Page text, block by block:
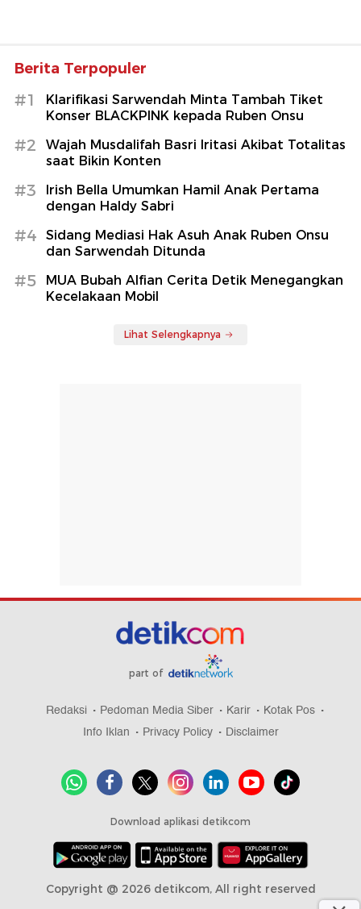
Berita Terpopuler
#1
Klarifikasi Sarwendah Minta Tambah Tiket
Konser BLACKPINK kepada Ruben Onsu
#2
Wajah Musdalifah Basri Iritasi Akibat Totalitas
saat Bikin Konten
#3
Irish Bella Umumkan Hamil Anak Pertama
dengan Haldy Sabri
#4
Sidang Mediasi Hak Asuh Anak Ruben Onsu
dan Sarwendah Ditunda
#5
MUA Bubah Alfian Cerita Detik Menegangkan
Kecelakaan Mobil
Lihat Selengkapnya
part of
Redaksi Pedoman Media Siber Karir
Kotak Pos
Info Iklan
Privacy Policy Disclaimer
Download aplikasi detikcom
Copyright @ 2026 detikcom, All right reserved